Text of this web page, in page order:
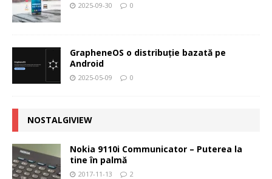
2025-09-30 0
GrapheneOS o distribuție bazată pe
Android
2025-05-09 0
NOSTALGIVIEW
Nokia 9110i Communicator – Puterea la
tine în palmă
2017-11-13 2